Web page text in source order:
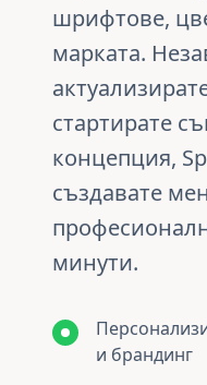
шрифтове,
марката.
стартирате
концепция,
създавате
минути.
и брандинг